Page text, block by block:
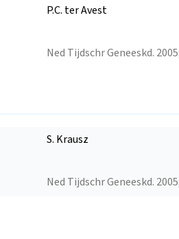
Ned Tijdschr Geneeskd.
P.C. ter Avest
Ned Tijdschr Geneeskd.
S. Krausz